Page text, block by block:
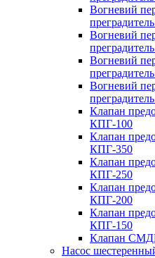
Вогневий
Вогневий
Вогневий
Вогневий
Клапан
КПГ-100
Клапан
КПГ-350
Клапан
КПГ-250
Клапан
КПГ-200
Клапан
КПГ-150
Клапан
Насос